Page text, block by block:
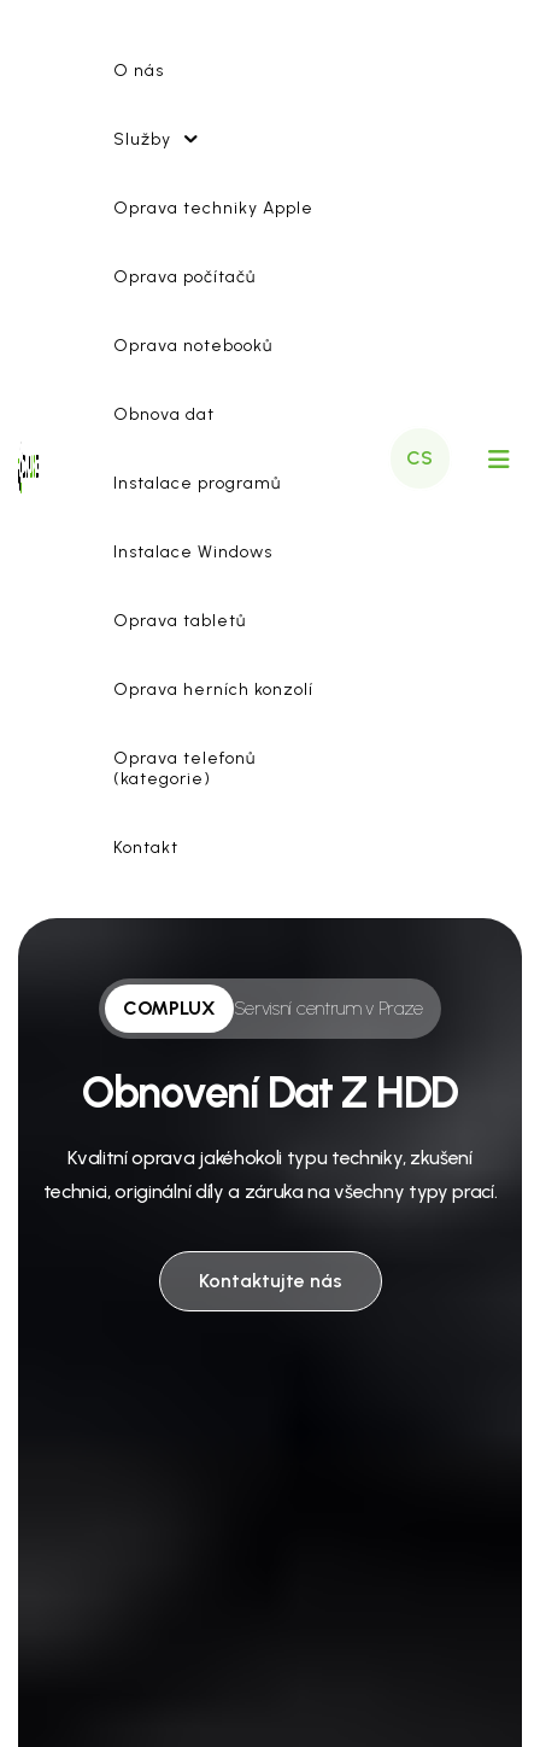
O nás
Služby
Oprava techniky Apple
Oprava počítačů
Oprava notebooků
Obnova dat
Instalace programů
Instalace Windows
Oprava tabletů
Oprava herních konzolí
Oprava telefonů
(kategorie)
Kontakt
CS
COMPLUX Servisní centrum v Praze
Obnovení Dat Z HDD
Kvalitní oprava jakéhokoli typu techniky, zkušení
technici, originální díly a záruka na všechny typy prací.
Kontaktujte nás